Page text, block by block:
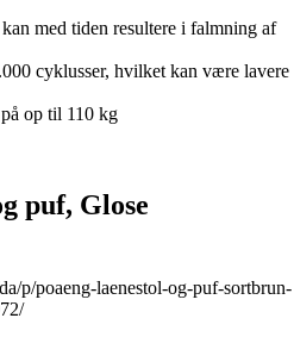
med tiden resultere i falmning af
cyklusser, hvilket kan være lavere
op til 110 kg
puf, Glose
p/poaeng-laenestol-og-puf-sortbrun-